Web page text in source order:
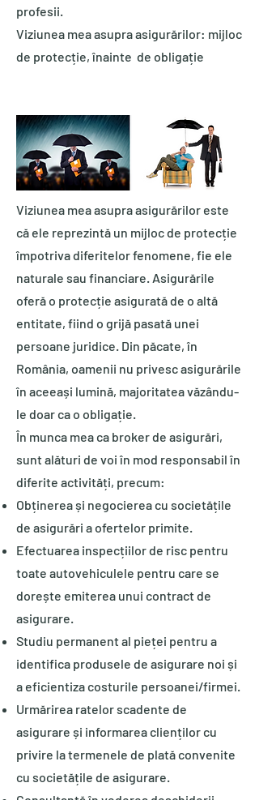
profesii.
Viziunea mea asupra asigurărilor: mijloc
de protecție, înainte de obligație
Viziunea mea asupra asigurărilor este
că ele reprezintă un mijloc de protecție
împotriva diferitelor fenomene, fie ele
naturale sau financiare. Asigurările
oferă o protecție asigurată de o altă
entitate, fiind o grijă pasată unei
persoane juridice. Din păcate, în
România, oamenii nu privesc asigurările
în aceeași lumină, majoritatea văzându-
le doar ca o obligație.
În munca mea ca broker de asigurări,
sunt alături de voi în mod responsabil în
diferite activități, precum:
Obținerea și negocierea cu societățile
de asigurări a ofertelor primite.
Efectuarea inspecțiilor de risc pentru
toate autovehiculele pentru care se
dorește emiterea unui contract de
asigurare.
Studiu permanent al pieței pentru a
identifica produsele de asigurare noi și
a eficientiza costurile persoanei/firmei.
Urmărirea ratelor scadente de
asigurare și informarea clienților cu
privire la termenele de plată convenite
cu societățile de asigurare.